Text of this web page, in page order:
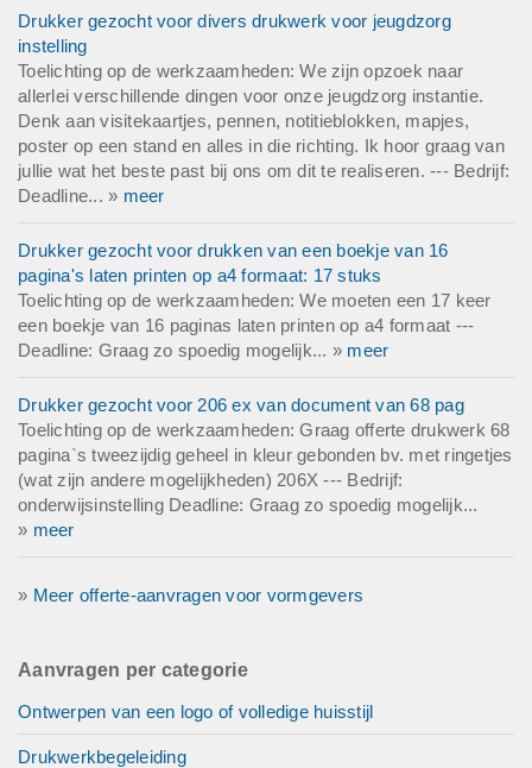
Drukker gezocht voor divers drukwerk voor jeugdzorg
instelling
Toelichting op de werkzaamheden: We zijn opzoek naar
allerlei verschillende dingen voor onze jeugdzorg instantie.
Denk aan visitekaartjes, pennen, notitieblokken, mapjes,
poster op een stand en alles in die richting. Ik hoor graag van
jullie wat het beste past bij ons om dit te realiseren. --- Bedrijf:
Deadline... » meer
Drukker gezocht voor drukken van een boekje van 16
pagina's laten printen op a4 formaat: 17 stuks
Toelichting op de werkzaamheden: We moeten een 17 keer
een boekje van 16 paginas laten printen op a4 formaat ---
Deadline: Graag zo spoedig mogelijk... » meer
Drukker gezocht voor 206 ex van document van 68 pag
Toelichting op de werkzaamheden: Graag offerte drukwerk 68
pagina`s tweezijdig geheel in kleur gebonden bv. met ringetjes
(wat zijn andere mogelijkheden) 206X --- Bedrijf:
onderwijsinstelling Deadline: Graag zo spoedig mogelijk...
» meer
» Meer offerte-aanvragen voor vormgevers
Aanvragen per categorie
Ontwerpen van een logo of volledige huisstijl
Drukwerkbegeleiding